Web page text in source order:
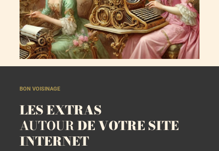
BON VOISINAGE
LES EXTRAS
AUTOURDE VOTRE SITE
INTERNET